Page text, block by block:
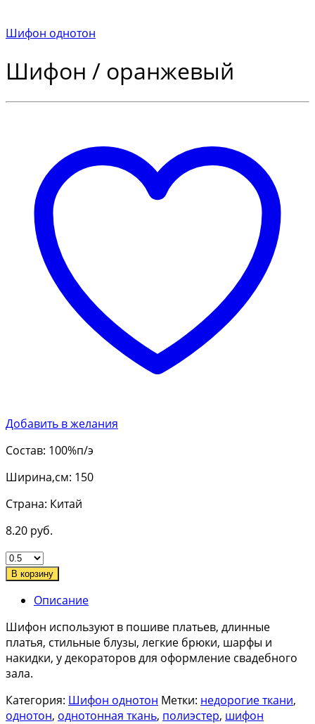
Шифон однотон
Шифон / оранжевый
Добавить в желания
Состав: 100%п/э
Ширина,см: 150
Страна: Китай
8.20 руб.
В корзину
Описание
Шифон используют в пошиве платьев, длинные
платья, стильные блузы, легкие брюки, шарфы и
накидки, у декораторов для оформление свадебного
зала.
Категория: Шифон однотон Метки: недорогие ткани,
однотон, однотонная ткань, полиэстер, шифон